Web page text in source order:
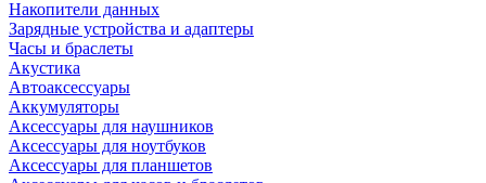
Накопители данных
Зарядные устройства и адаптеры
Часы и браслеты
Акустика
Автоаксессуары
Аккумуляторы
Аксессуары для наушников
Аксессуары для ноутбуков
Аксессуары для планшетов